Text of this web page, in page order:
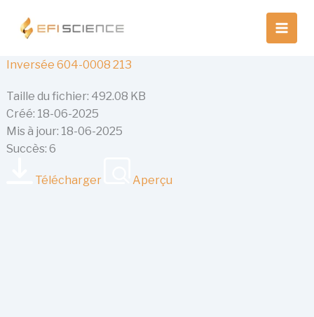
contenu
Inversée 604-0008 213
Taille du fichier: 492.08 KB
Créé: 18-06-2025
Mis à jour: 18-06-2025
Succès: 6
Télécharger Aperçu